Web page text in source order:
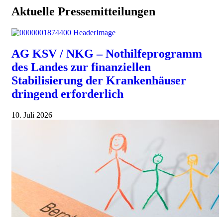
Aktuelle Pressemitteilungen
AG KSV / NKG – Nothilfeprogramm
des Landes zur finanziellen
Stabilisierung der Krankenhäuser
dringend erforderlich
10. Juli 2026